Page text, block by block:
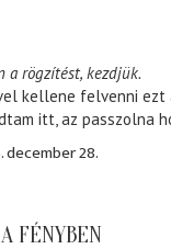
a rögzítést, kezdjük.
kellene felvenni
itt, az passzolna
december 28.
FÉNYBEN